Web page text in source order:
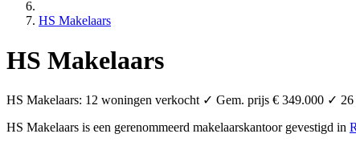
HS Makelaars
HS Makelaars
HS Makelaars: 12 woningen verkocht ✓ Gem. prijs € 349.000 ✓
HS Makelaars is een gerenommeerd makelaarskantoor gevestigd in